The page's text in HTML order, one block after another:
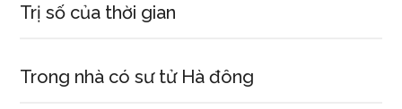
Trị số của thời gian
Trong nhà có sư tử Hà đông